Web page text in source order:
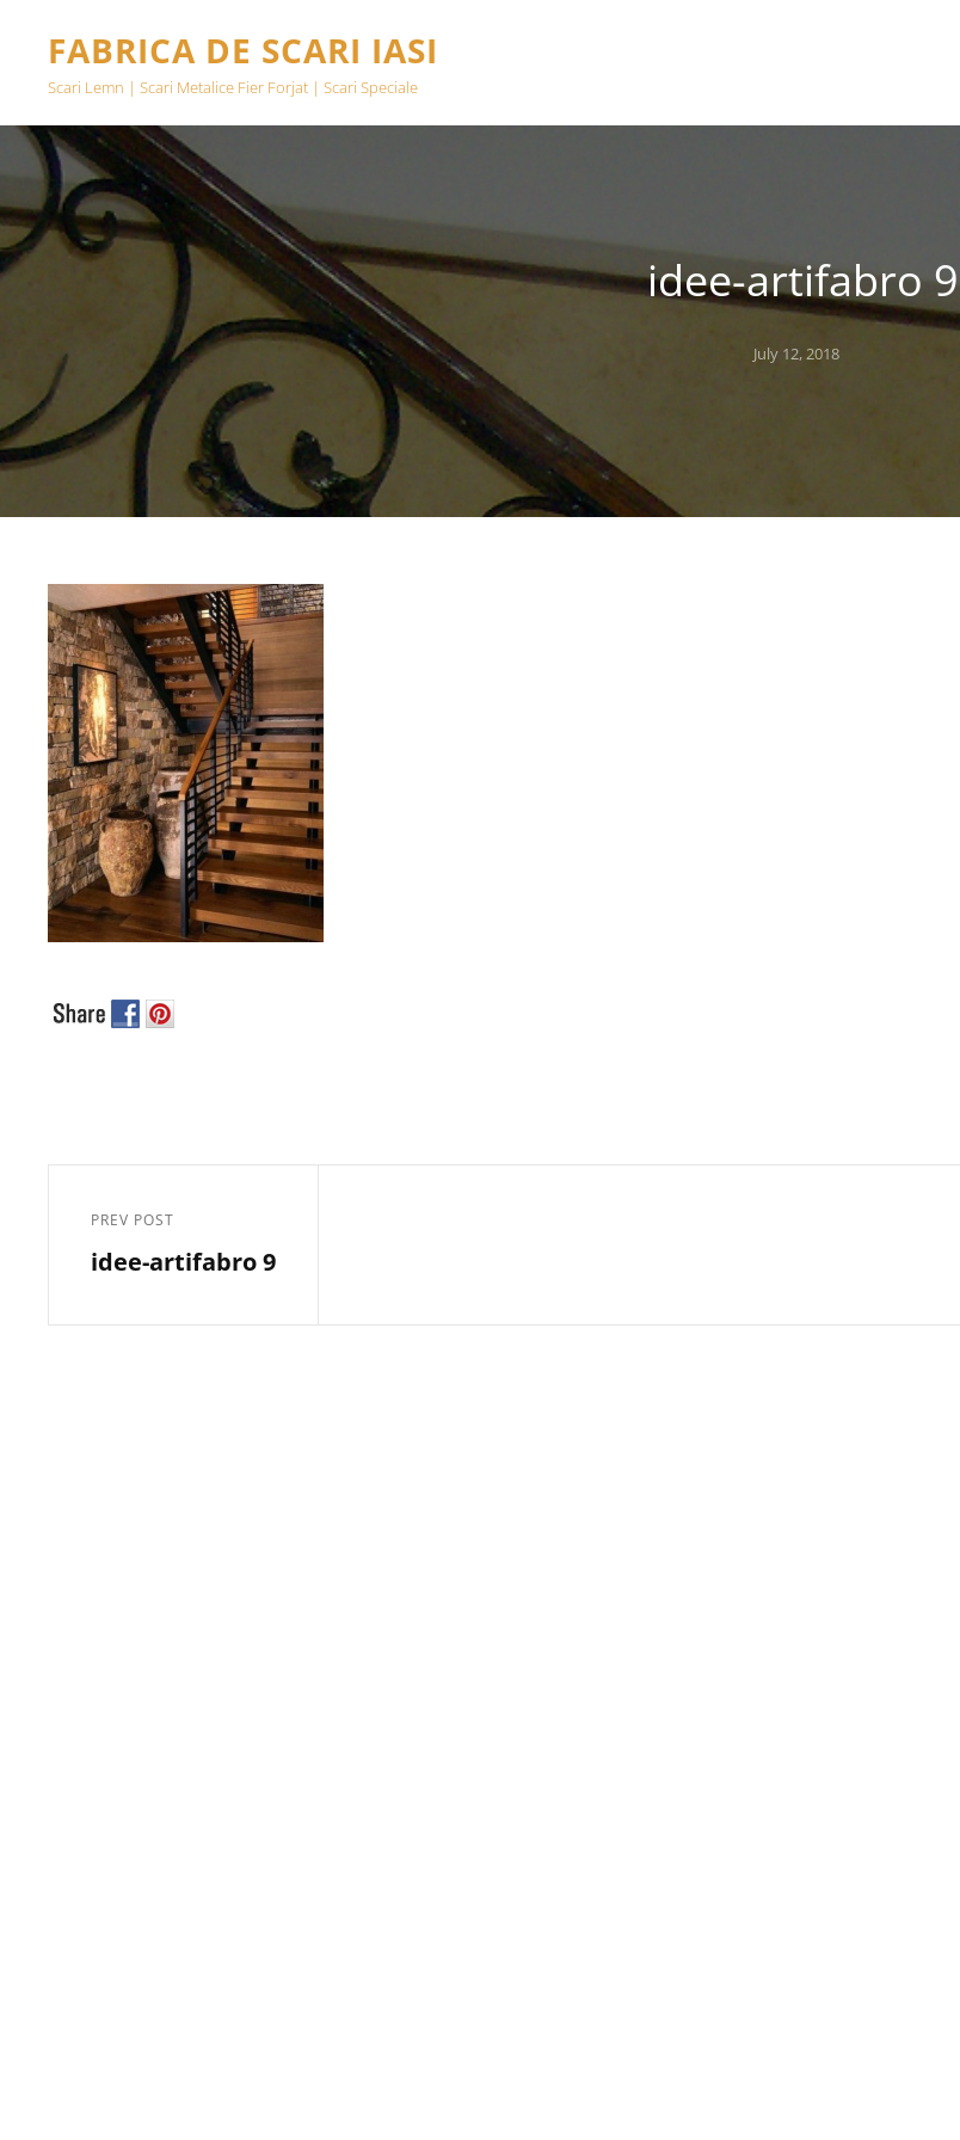
FABRICA DE SCARI IASI
Scari Lemn | Scari Metalice Fier Forjat | Scari Speciale
idee-artifabro 9
Posted
July 12, 2018
navigation
Previous
Post
PREV POST
idee-artifabro 9